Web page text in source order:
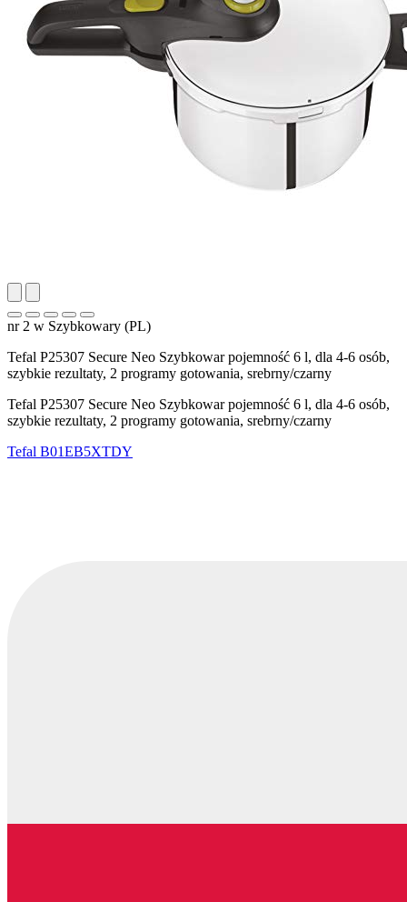
nr 2 w Szybkowary (PL)
Tefal P25307 Secure Neo Szybkowar pojemność 6 l, dla 4-6 osób,
szybkie rezultaty, 2 programy gotowania, srebrny/czarny
Tefal P25307 Secure Neo Szybkowar pojemność 6 l, dla 4-6 osób,
szybkie rezultaty, 2 programy gotowania, srebrny/czarny
Tefal B01EB5XTDY